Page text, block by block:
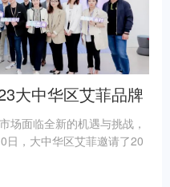
大中华区艾菲品牌
场面临全新的机遇与挑战，
日，大中华区艾菲邀请了20
的新机遇、出海营销解决方